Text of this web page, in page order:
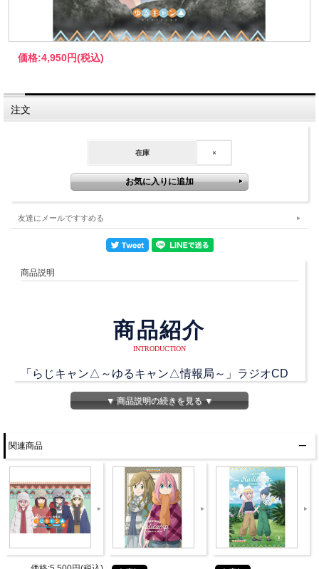
価格:4,950円(税込)
注文
在庫 ×
友達にメールですすめる
商品説明
商品紹介
INTRODUCTION
「らじキャン△～ゆるキャン△情報局～」ラジオCD
第１巻が発売決定!!
各務原なでしこ役の花守ゆみりさんがお届けしている
「らじキャン△～ゆるキャン△情報局～」!
新規録りおろしラジオでは、なでしこ達が通う本栖高
校のモデル「旧下部小学校・中学校跡」からお届け♪
ラジオアーカイブには、
2018年6月10日（日）開催『らじキャン△～ゆるキャ
▼ 商品説明の続きを見る ▼
関連商品